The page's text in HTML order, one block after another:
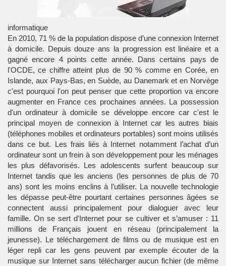
informatique
En 2010, 71 % de la population dispose d’une connexion Internet
à domicile. Depuis douze ans la progression est linéaire et a
gagné encore 4 points cette année. Dans certains pays de
l'OCDE, ce chiffre atteint plus de 90 % comme en Corée, en
Islande, aux Pays-Bas, en Suède, au Danemark et en Norvège
c'est pourquoi l'on peut penser que cette proportion va encore
augmenter en France ces prochaines années. La possession
d'un ordinateur à domicile se développe encore car c'est le
principal moyen de connexion à Internet car les autres biais
(téléphones mobiles et ordinateurs portables) sont moins utilisés
dans ce but. Les frais liés à Internet notamment l’achat d’un
ordinateur sont un frein à son développement pour les ménages
les plus défavorisés. Les adolescents surfent beaucoup sur
Internet tandis que les anciens (les personnes de plus de 70
ans) sont les moins enclins à l’utiliser. La nouvelle technologie
les dépasse peut-être pourtant certaines personnes âgées se
connectent aussi principalement pour dialoguer avec leur
famille. On se sert d'Internet pour se cultiver et s’amuser : 11
millions de Français jouent en réseau (principalement la
jeunesse). Le téléchargement de films ou de musique est en
léger repli car les gens peuvent par exemple écouter de la
musique sur Internet sans télécharger aucun fichier (de même